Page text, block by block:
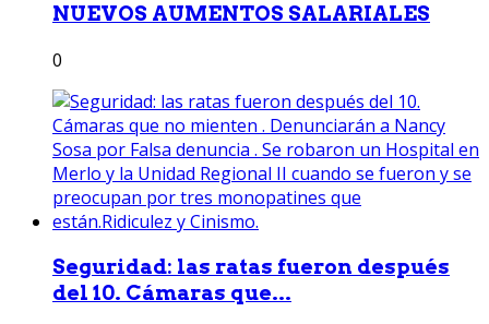
NUEVOS AUMENTOS SALARIALES
0
Seguridad: las ratas fueron después
del 10. Cámaras que...